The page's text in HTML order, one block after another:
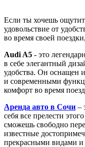
Если ты хочешь
удовольствие от
во время своей
Audi A5 - это
в себе элегантный
удобства. Он оснащен
и современными
комфорт во время
Аренда авто в Сочи –
себя все прелести
сможешь свободно
известные
прекрасными видами и